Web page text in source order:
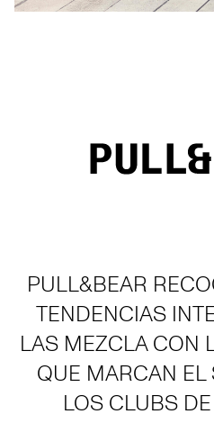
PULL&BEAR
TENDENCIAS
LAS MEZCLA CON
QUE MARCAN EL
LOS CLUBS